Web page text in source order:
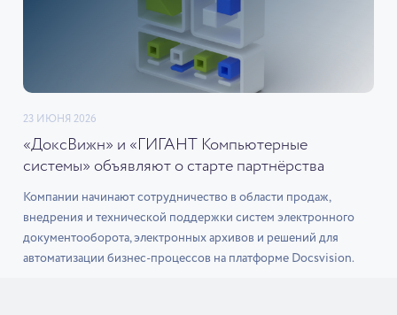
23 ИЮНЯ 2026
«ДоксВижн» и «ГИГАНТ Компьютерные
системы» объявляют о старте партнёрства
Компании начинают сотрудничество в области продаж,
внедрения и технической поддержки систем электронного
документооборота, электронных архивов и решений для
автоматизации бизнес-процессов на платформе Docsvision.